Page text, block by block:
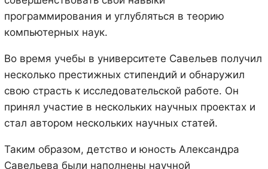
программирования и углубляться в теорию
компьютерных наук.
Во время учебы в университете Савельев получил
несколько престижных стипендий и обнаружил
свою страсть к исследовательской работе. Он
принял участие в нескольких научных проектах и
стал автором нескольких научных статей.
Таким образом, детство и юность Александра
Савельева были наполнены научной